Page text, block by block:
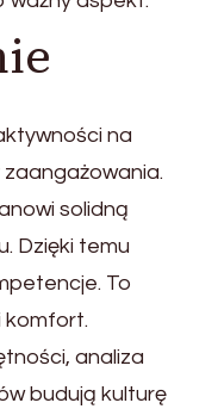
na
solidną
Dzięki temu
To
komfort.
analiza
budują kulturę